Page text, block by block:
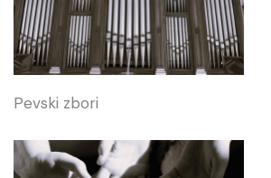
Pevski zbori